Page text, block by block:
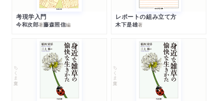
考現学入門
今和次郎著藤森照信編
レポートの組み立て方
木下是雄著
ちくま文庫 ちくま文庫